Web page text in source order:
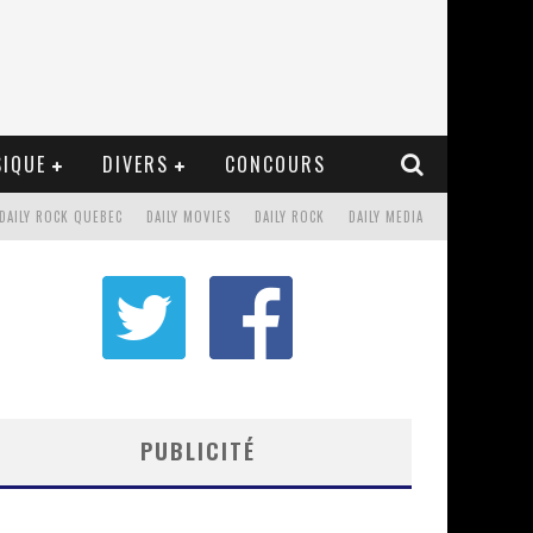
DIVERS CONCOURS
DAILY MEDIA
DAILY ROCK
DAILY MOVIES
DAILY ROCK QUEBEC
PUBLICITÉ